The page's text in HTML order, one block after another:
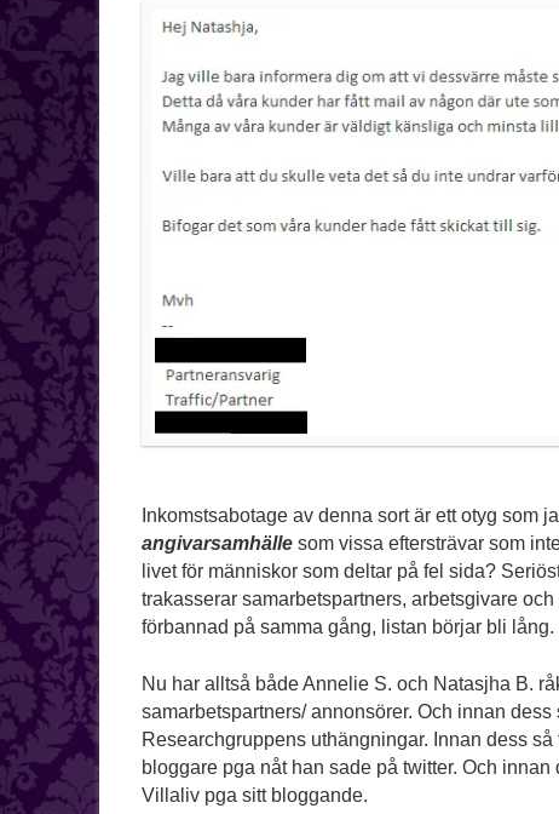
Inkomstsabotage av denna sort är ett otyg som
angivarsamhälle som vissa eftersträvar som
livet för människor som deltar på fel sida?
trakasserar samarbetspartners, arbetsgivare
förbannad på samma gång, listan börjar bli lång.
Nu har alltså både Annelie S. och Natasjha B.
samarbetspartners/ annonsörer. Och innan
Researchgruppens uthängningar. Innan dess
bloggare pga nåt han sade på twitter. Och
Villaliv pga sitt bloggande.